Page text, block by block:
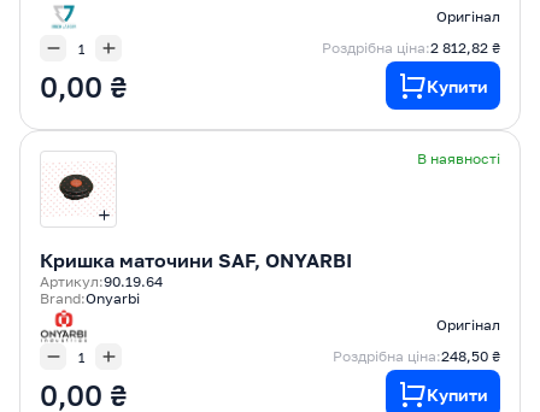
Оригінал
Роздрібна ціна:2 812,82 ₴
0,00 ₴ Купити
В наявності
Кришка маточини SAF, ONYARBI
Артикул:90.19.64
Brand:Onyarbi
Оригінал
Роздрібна ціна:248,50 ₴
0,00 ₴ Купити